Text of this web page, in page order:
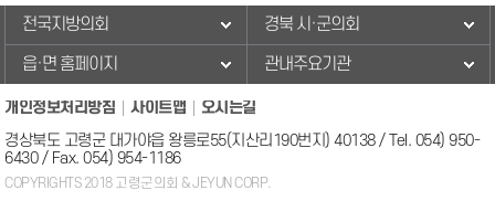
전국지방의회
경북 시·군의회
읍·면 홈페이지
관내주요기관
개인정보처리방침 사이트맵
오시는길
경상북도 고령군 대가야읍 왕릉로55(지산리190번지) 40138 / Tel. 054) 950-
6430 / Fax. 054) 954-1186
COPYRIGHTS 2018 고령군의회 & JEYUN CORP.